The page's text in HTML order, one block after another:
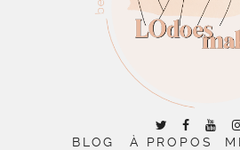
BLOG À PROPOS